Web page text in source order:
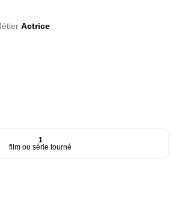
Actrice
1
film ou série tourné